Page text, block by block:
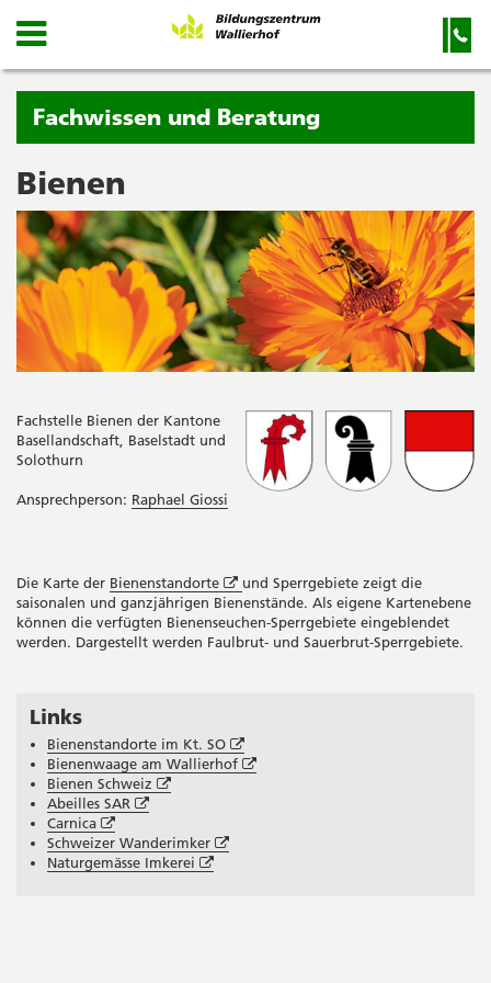
Kanton
Solothurn
Wichtige
Seiten
Startseite
Hauptnavigation
Inhalt
Sitemap
Suche
Navigation
und
Suche
Navigation
Sie
befinden
sich
gerade
in:
Fachwissen und Beratung
Bienen
Fachstelle Bienen der Kantone
Basellandschaft, Baselstadt und
Solothurn
Ansprechperson: Raphael Giossi
Die Karte der Bienenstandorte
Öffnet
in
neuem
Fenster
und Sperrgebiete zeigt die
saisonalen und ganzjährigen Bienenstände. Als eigene Kartenebene
können die verfügten Bienenseuchen-Sperrgebiete eingeblendet
werden. Dargestellt werden Faulbrut- und Sauerbrut-Sperrgebiete.
Seitenleiste
Links
Bienenstandorte im Kt. SO
Öffnet
in
Bienenwaage am Wallierhof
Öffnet
Bienen Schweiz
Öffnet
Fenster
Abeilles SAR
Öffnet
neuem
Fenster
Carnica
Öffnet
in
neuem
Schweizer Wanderimker
Öffnet
Naturgemässe Imkerei
Öffnet